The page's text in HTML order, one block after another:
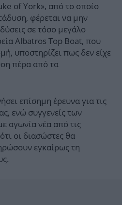
of York», από το οποίο
φέρεται να μην
σε τόσο μεγάλο
Albatros Top Boat, που
υποστηρίζει πως δεν είχε
πέρα από τα
επίσημη έρευνα για τις
ενώ συγγενείς των
αγωνία νέα από τις
οι διασώστες θα
εγκαίρως τη